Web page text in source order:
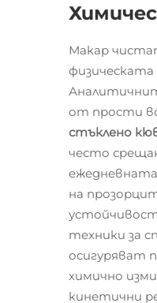
Макар
от прости
стъклено
често
на
техники за
осигуряват
химично
кинетични